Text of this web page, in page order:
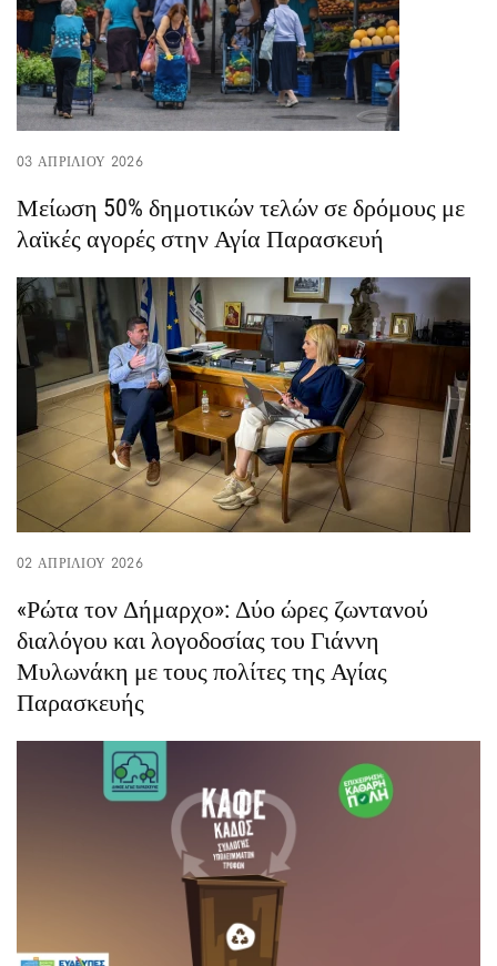
03 ΑΠΡΙΛΊΟΥ 2026
Μείωση 50% δημοτικών τελών σε δρόμους με
λαϊκές αγορές στην Αγία Παρασκευή
02 ΑΠΡΙΛΊΟΥ 2026
«Ρώτα τον Δήμαρχο»: Δύο ώρες ζωντανού
διαλόγου και λογοδοσίας του Γιάννη
Μυλωνάκη με τους πολίτες της Αγίας
Παρασκευής